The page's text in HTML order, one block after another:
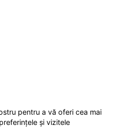
pentru a vă oferi cea mai
și vizitele